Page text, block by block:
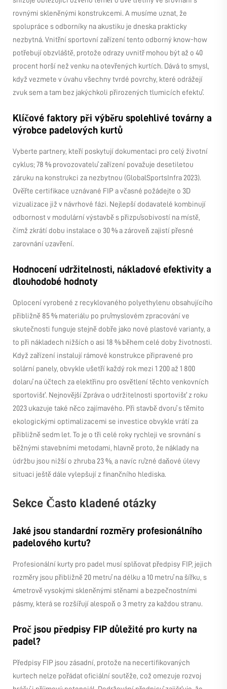
rovnými skleněnými konstrukcemi. A musíme uznat, že
spolupráce s odborníky na akustiku je dneska prakticky
nezbytná. Vnitřní sportovní zařízení tento odborný know-how
potřebují obzvláště, protože odrazy uvnitř mohou být až o 40
procent horší než venku na otevřených kurtích. Dává to smysl,
když vezmete v úvahu všechny tvrdé povrchy, které odrážejí
zvuk sem a tam bez jakýchkoli přirozených tlumicích efektů.
Klíčové faktory při výběru spolehlivé továrny a
výrobce padelových kurtů
Vyberte partnery, kteří poskytují dokumentaci pro celý životní
cyklus; 78 % provozovatelů zařízení považuje desetiletou
záruku na konstrukci za nezbytnou (GlobalSportsInfra 2023).
Ověřte certifikace uznávané FIP a včasné požádejte o 3D
vizualizace již v návrhové fázi. Nejlepší dodavatelé kombinují
odbornost v modulární výstavbě s přizpůsobivostí na místě,
čímž zkrátí dobu instalace o 30 % a zároveň zajistí přesné
zarovnání uzavření.
Hodnocení udržitelnosti, nákladové efektivity a
dlouhodobé hodnoty
Oplocení vyrobené z recyklovaného polyethylenu obsahujícího
přibližně 85 % materiálu po průmyslovém zpracování ve
skutečnosti funguje stejně dobře jako nové plastové varianty, a
to při nákladech nižších o asi 18 % během celé doby životnosti.
Když zařízení instalují rámové konstrukce připravené pro
solární panely, obvykle ušetří každý rok mezi 1 200 až 1 800
dolarů na účtech za elektřinu pro osvětlení těchto venkovních
sportovišť. Nejnovější Zpráva o udržitelnosti sportovišť z roku
2023 ukazuje také něco zajímavého. Při stavbě dvorů s těmito
ekologickými optimalizacemi se investice obvykle vrátí za
přibližně sedm let. To je o tři celé roky rychleji ve srovnání s
běžnými stavebními metodami, hlavně proto, že náklady na
údržbu jsou nižší o zhruba 23 %, a navíc různé daňové úlevy
situaci ještě dále vylepšují z finančního hlediska.
Sekce Často kladené otázky
Jaké jsou standardní rozměry profesionálního
padelového kurtu?
Profesionální kurty pro padel musí splňovat předpisy FIP, jejich
rozměry jsou přibližně 20 metrů na délku a 10 metrů na šířku, s
4metrově vysokými skleněnými stěnami a bezpečnostními
pásmy, která se rozšiřují alespoň o 3 metry za každou stranu.
Proč jsou předpisy FIP důležité pro kurty na
padel?
Předpisy FIP jsou zásadní, protože na necertifikovaných
kurtech nelze pořádat oficiální soutěže, což omezuje rozvoj